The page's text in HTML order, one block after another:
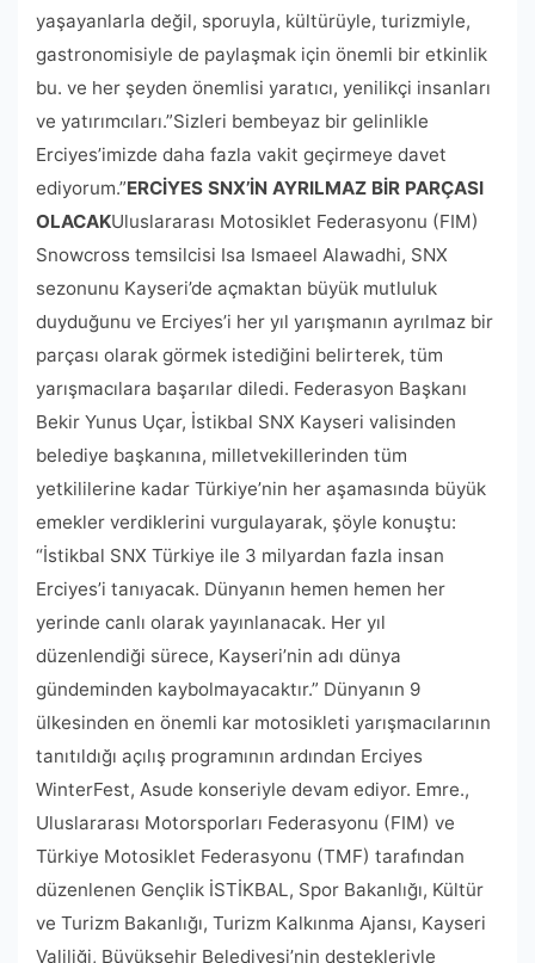
yaşayanlarla değil, sporuyla, kültürüyle, turizmiyle,
gastronomisiyle de paylaşmak için önemli bir etkinlik
bu. ve her şeyden önemlisi yaratıcı, yenilikçi insanları
ve yatırımcıları.”Sizleri bembeyaz bir gelinlikle
Erciyes’imizde daha fazla vakit geçirmeye davet
ediyorum.”ERCİYES SNX’İN AYRILMAZ BİR PARÇASI
OLACAKUluslararası Motosiklet Federasyonu (FIM)
Snowcross temsilcisi Isa Ismaeel Alawadhi, SNX
sezonunu Kayseri’de açmaktan büyük mutluluk
duyduğunu ve Erciyes’i her yıl yarışmanın ayrılmaz bir
parçası olarak görmek istediğini belirterek, tüm
yarışmacılara başarılar diledi. Federasyon Başkanı
Bekir Yunus Uçar, İstikbal SNX Kayseri valisinden
belediye başkanına, milletvekillerinden tüm
yetkililerine kadar Türkiye’nin her aşamasında büyük
emekler verdiklerini vurgulayarak, şöyle konuştu:
“İstikbal SNX Türkiye ile 3 milyardan fazla insan
Erciyes’i tanıyacak. Dünyanın hemen hemen her
yerinde canlı olarak yayınlanacak. Her yıl
düzenlendiği sürece, Kayseri’nin adı dünya
gündeminden kaybolmayacaktır.” Dünyanın 9
ülkesinden en önemli kar motosikleti yarışmacılarının
tanıtıldığı açılış programının ardından Erciyes
WinterFest, Asude konseriyle devam ediyor. Emre.,
Uluslararası Motorsporları Federasyonu (FIM) ve
Türkiye Motosiklet Federasyonu (TMF) tarafından
düzenlenen Gençlik İSTİKBAL, Spor Bakanlığı, Kültür
ve Turizm Bakanlığı, Turizm Kalkınma Ajansı, Kayseri
Valiliği, Büyükşehir Belediyesi’nin destekleriyle